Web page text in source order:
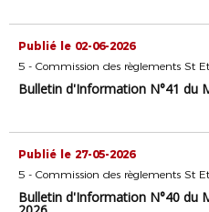
Publié le 02-06-2026
5 - Commission des règlements St
Bulletin d'Information N°41 du
Publié le 27-05-2026
5 - Commission des règlements St
Bulletin d'Information N°40 du